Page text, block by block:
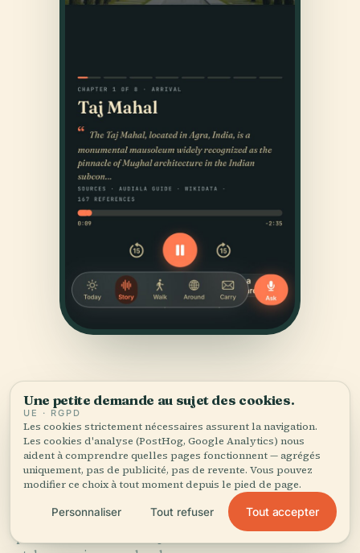
SOURCES
Vérifié,et montré.
Recherché et rédigé par l'équipe éditoriale d'Audiala à
partir d'archives historiques, d'archives architecturales
Une petite demande au sujet des cookies.
UE · RGPD
Les cookies strictement nécessaires assurent la navigation.
Les cookies d'analyse (PostHog, Google Analytics) nous
aident à comprendre quelles pages fonctionnent — agrégés
uniquement, pas de publicité, pas de revente. Vous pouvez
modifier ce choix à tout moment depuis le pied de page.
Personnaliser Tout refuser Tout accepter